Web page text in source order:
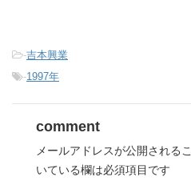
-吉本興業
-1997年
comment
メールアドレスが公開される
いている欄は必須項目です